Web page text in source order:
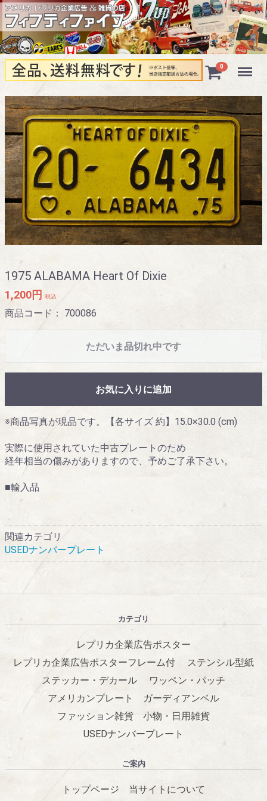
0 Menu
1975 ALABAMA Heart Of Dixie
1,200円 税込
商品コード： 700086
ただいま品切れ中です
お気に入りに追加
※商品写真が現品です。【各サイズ 約】15.0×30.0 (cm)
実際に使用されていた中古プレートのため
経年相当の傷みがありますので、予めご了承下さい。
■輸入品
関連カテゴリ
USEDナンバープレート
カテゴリ
レプリカ企業広告ポスター
レプリカ企業広告ポスターフレーム付
ステンシル型紙
ステッカー・デカール
ワッペン・パッチ
アメリカンプレート
ガーディアンベル
ファッション雑貨
小物・日用雑貨
USEDナンバープレート
ご案内
トップページ 当サイトについて